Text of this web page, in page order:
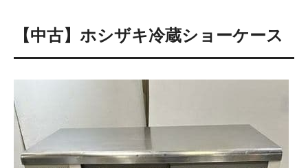
【中古】ホシザキ冷蔵ショーケース